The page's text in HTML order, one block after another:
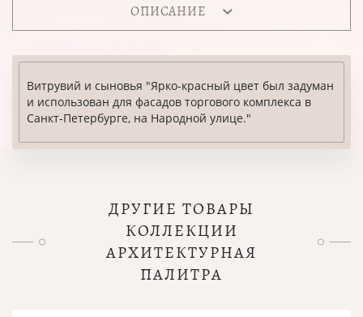
ОПИСАНИЕ
Витрувий и сыновья "Ярко-красный цвет был задуман
и использован для фасадов торгового комплекса в
Санкт-Петербурге, на Народной улице."
ДРУГИЕ ТОВАРЫ
КОЛЛЕКЦИИ
АРХИТЕКТУРНАЯ
ПАЛИТРА